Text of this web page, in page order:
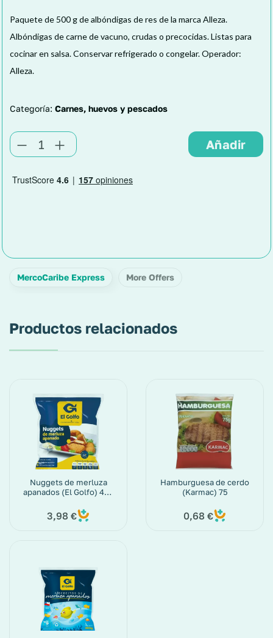
Paquete de 500 g de albóndigas de res de la marca Alleza.
Albóndigas de carne de vacuno, crudas o precocidas. Listas para
cocinar en salsa. Conservar refrigerado o congelar. Operador:
Alleza.
Categoría: Carnes, huevos y pescados
MercoCaribe Express More Offers
Productos relacionados
Nuggets de merluza
apanados (El Golfo) 400
3,98 €
Hamburguesa de cerdo
(Karmac) 75
0,68 €